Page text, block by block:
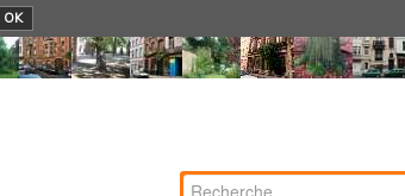
OK
Chercher par